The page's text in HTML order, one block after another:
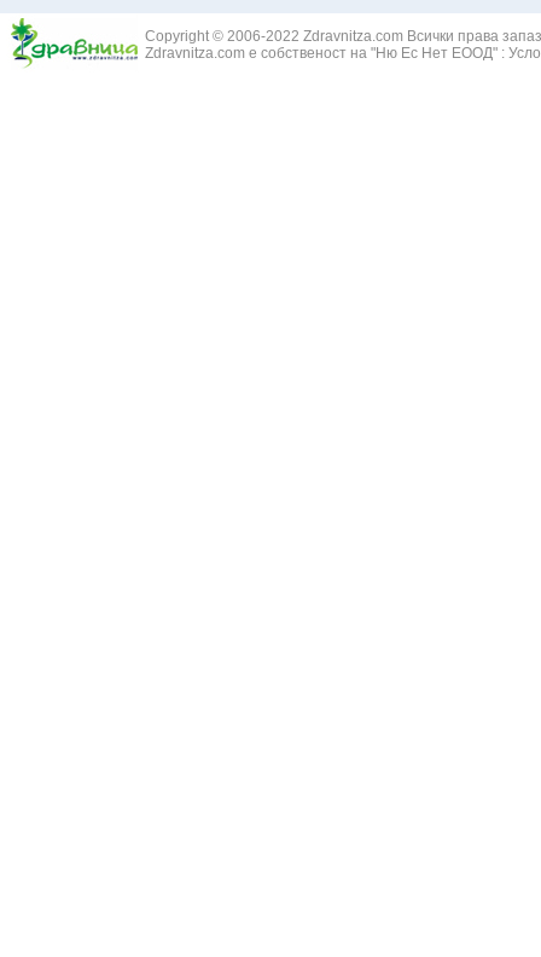
Copyright © 2006-2022 Zdravnitza.com Всички права
Zdravnitza.com е собственост на "Ню Ес Нет ЕООД" :